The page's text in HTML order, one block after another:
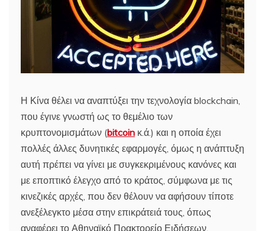
Η Κίνα θέλει να αναπτύξει την τεχνολογία blockchain,
που έγινε γνωστή ως το θεμέλιο των
κρυπτονομισμάτων (bitcoin κ.ά.) και η οποία έχει
πολλές άλλες δυνητικές εφαρμογές, όμως η ανάπτυξη
αυτή πρέπει να γίνει με συγκεκριμένους κανόνες και
με εποπτικό έλεγχο από το κράτος, σύμφωνα με τις
κινεζικές αρχές, που δεν θέλουν να αφήσουν τίποτε
ανεξέλεγκτο μέσα στην επικράτειά τους, όπως
αναφέρει το Αθηναϊκό Πρακτορείο Ειδήσεων.